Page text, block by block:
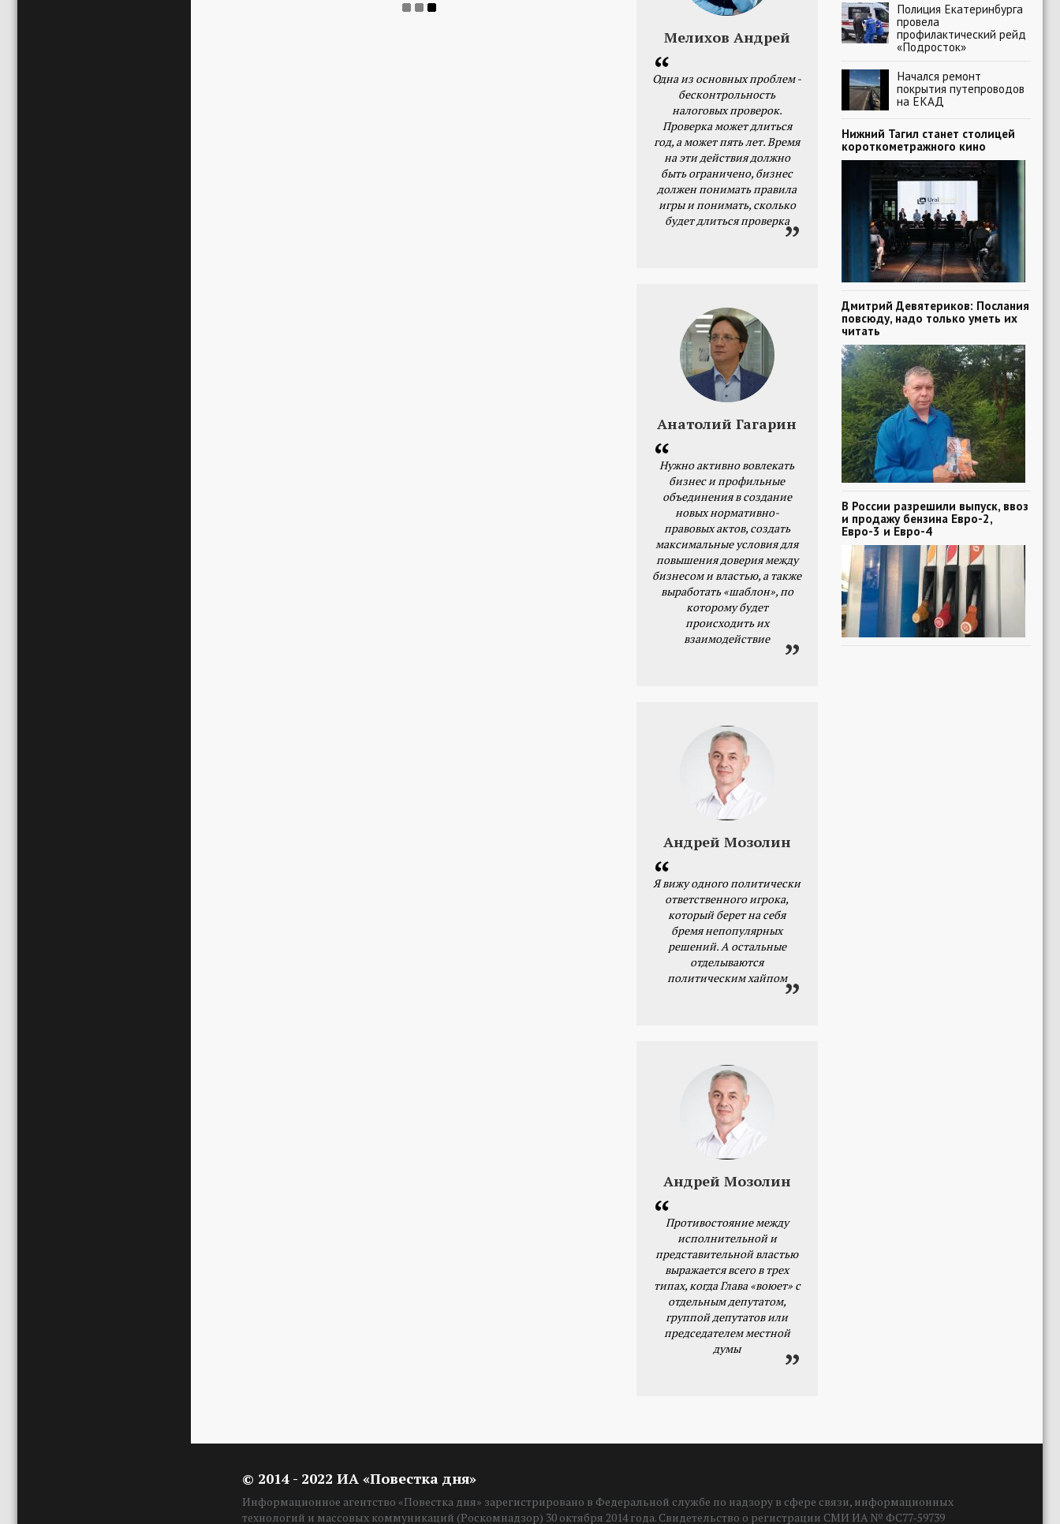
Мелихов Андрей
Одна из основных проблем -
бесконтрольность
налоговых проверок.
Проверка может длиться
год, а может пять лет. Время
на эти действия должно
быть ограничено, бизнес
должен понимать правила
игры и понимать, сколько
будет длиться проверка
Анатолий Гагарин
Нужно активно вовлекать
бизнес и профильные
объединения в создание
новых нормативно-
правовых актов, создать
максимальные условия для
повышения доверия между
бизнесом и властью, а также
выработать «шаблон», по
которому будет
происходить их
взаимодействие
Андрей Мозолин
Я вижу одного политически
ответственного игрока,
который берет на себя
бремя непопулярных
решений. А остальные
отделываются
политическим хайпом
Андрей Мозолин
Противостояние между
исполнительной и
представительной властью
выражается всего в трех
типах, когда Глава «воюет» с
отдельным депутатом,
группой депутатов или
председателем местной
думы
Полиция Екатеринбурга
провела
профилактический рейд
«Подросток»
Начался ремонт
покрытия путепроводов
на ЕКАД
Нижний Тагил станет столицей
короткометражного кино
Дмитрий Девятериков: Послания
повсюду, надо только уметь их
читать
В России разрешили выпуск, ввоз
и продажу бензина Евро-2,
Евро-3 и Евро-4
© 2014 - 2022 ИА «Повестка дня»
Информационное агентство «Повестка дня» зарегистрировано в Федеральной службе по надзору в сфере связи, информационных
технологий и массовых коммуникаций (Роскомнадзор) 30 октября 2014 года. Свидетельство о регистрации СМИ ИА № ФС77-59739